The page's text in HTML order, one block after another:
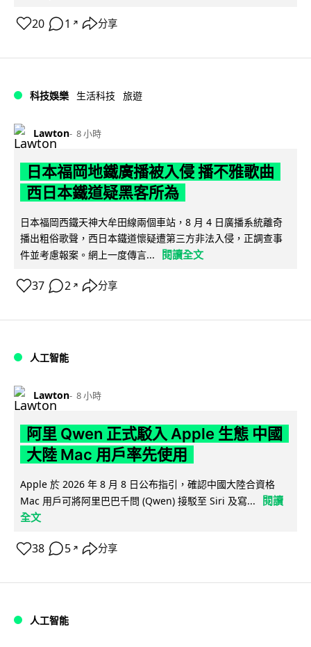
20 1 ↗ 分享
科技娛樂 生活科技 旅遊
Lawton 8 小時
日本福岡地鐵廣播被入侵 播不雅歌曲
西日本鐵道疑黑客所為
日本福岡西鐵天神大牟田線兩個車站，8 月 4 日廣播系統離奇
播出粗俗歌聲，西日本鐵道懷疑遭第三方非法入侵，正調查事
件並考慮報案。網上一度傳言...
閱讀全文
37 2 ↗ 分享
人工智能
Lawton 8 小時
阿里 Qwen 正式駁入 Apple 生態 中國
大陸 Mac 用戶率先使用
Apple 於 2026 年 8 月 8 日公布指引，確認中國大陸合資格
Mac 用戶可將阿里巴巴千問 (Qwen) 接駁至 Siri 及寫...
閱讀
全文
38 5 ↗ 分享
人工智能